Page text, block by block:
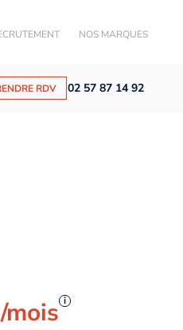
NOS MARQUES
RDV 02 57 87 14 92
/mois i